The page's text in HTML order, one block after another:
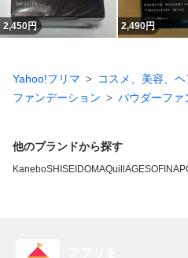
2,450円 2,490円
Yahoo!フリマ コスメ、美容、
ファンデーション
パウダーファ
他のブランドから探す
KaneboSHISEIDOMAQuillAGESOFINA